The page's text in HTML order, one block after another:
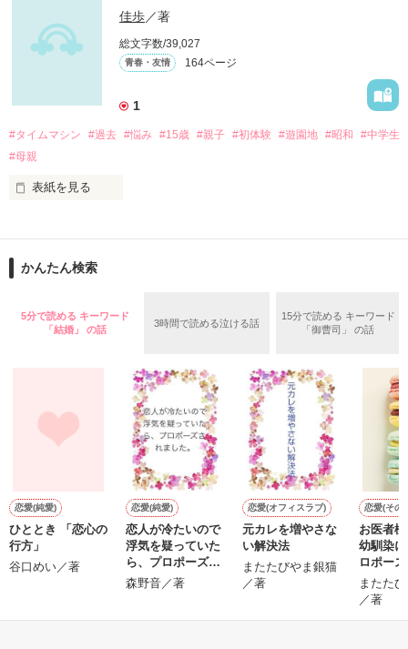
しかし時は数年後
たまたま出逢った少年達
お姉さんに夢を見させてくれるらしいです
“もう一度……”
【君に魅せられ、夢を見せる】
2012.8.×.〜.2012.9.10
完結しました
2012.10.12
第七回日本ケータイ小説大賞
第二次審査進出しました
有難うございました(*´艸｀*)
＊桜木　萌さま＊
reviewありがとう
「完結」
俺は産まれつき髪の色がちょっとおかしい。
先生もダチンコも、みんなこのアッタマわるそーなパツキンが
ただ一個、最大の問題があるとすれば、俺がまっキンパツで産
「ゼロ」。一個もない、とかじゃない。限りなく「ゼロ」に近
いってんでもない。
「ゼロ」。
つまり、「ありえない」ってことだ。
この意味、わかる？
※ガラケーで文字制限あったときに書いていたので、一ページ
現在、ちまちままとめ作業を行っておりますがまだまだかかり
佳歩／著
総文字数/39,027
青春・友情 164ページ
1
#タイムマシン #過去 #悩み #15歳 #親子 #初体験 #遊園地 #昭和
#中学生
#母親
表紙を見る
分かるはずがない
ずっとそう思ってた
最近の娘は何も話してくれない
悩んでるみたいだけど
大丈夫かしら？
母親  高嶺友子(ﾀｶﾐﾈﾄﾓｺ)36歳
娘    高嶺陽菜(ﾀｶﾐﾈﾊﾙﾅ)15歳
母と娘二人で時間旅行
タイムマシンに乗って15歳の母友子に逢いに行った
かんたん検索
5分で読める キーワード
「結婚」 の話
3時間で読める泣ける話
15分で読める キーワード
「御曹司」 の話
恋愛(純愛)
ひととき 「恋心の
行方」
谷口めい／著
恋愛(純愛)
恋人が冷たいので
浮気を疑っていた
ら、プロポーズさ
れました。
森野音／著
恋愛(オフィスラブ)
元カレを増やさな
い解決法
またたびやま銀猫
／著
恋愛(その
お医者
幼馴染
ロポー
またた
／著